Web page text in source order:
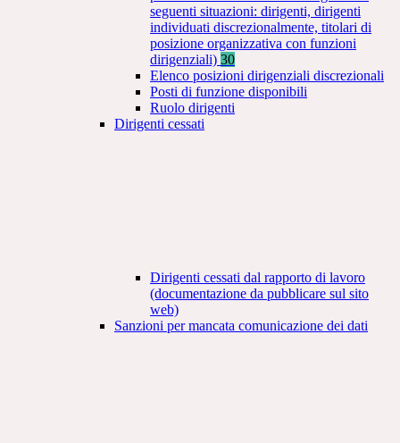
seguenti situazioni: dirigenti, dirigenti
individuati discrezionalmente, titolari di
posizione organizzativa con funzioni
dirigenziali) 30
Elenco posizioni dirigenziali discrezionali
Posti di funzione disponibili
Ruolo dirigenti
Dirigenti cessati
Dirigenti cessati dal rapporto di lavoro
(documentazione da pubblicare sul sito
web)
Sanzioni per mancata comunicazione dei dati